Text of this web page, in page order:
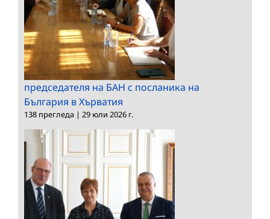
председателя на БАН с посланика на
България в Хърватия
138 прегледа | 29 юли 2026 г.